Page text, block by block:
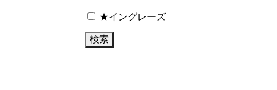
★イングレーズ